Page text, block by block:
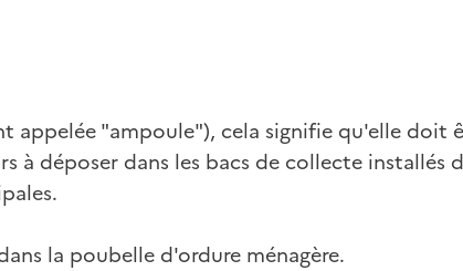
appelée "ampoule"), cela signifie qu'elle doit
déposer dans les bacs de collecte installés
la poubelle d'ordure ménagère.